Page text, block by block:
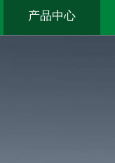
产品中心